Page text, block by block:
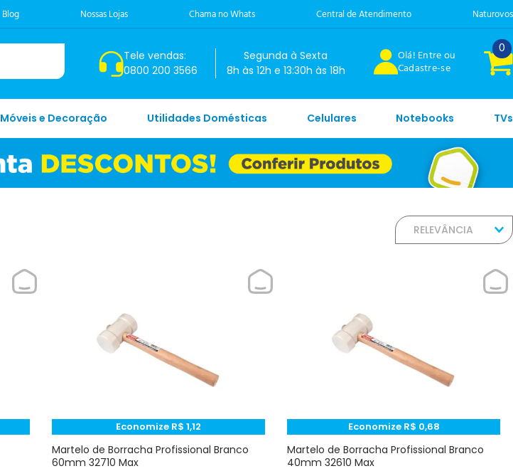
Blog Nossas Lojas Chama no Whats Central de Atendimento Naturovos
Tele vendas:
0800 200 3566
Segunda à Sexta
8h às 12h e 13:30h às 18h
Olá! Entre ou
Cadastre-se
0
Móveis e Decoração Utilidades Domésticas Celulares Notebooks TVs
RELEVÂNCIA
Economize R$ 1,12
Martelo de Borracha Profissional Branco
60mm 32710 Max
Economize R$ 0,68
Martelo de Borracha Profissional Branco
40mm 32610 Max